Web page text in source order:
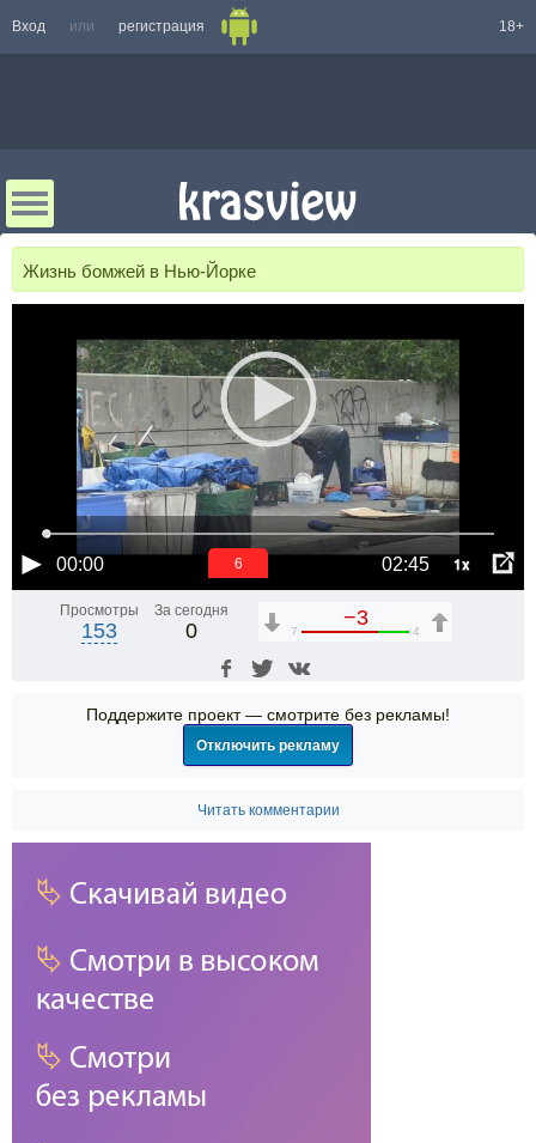
Вход или регистрация 18+
Жизнь бомжей в Нью-Йорке
00:00 02:45 1x
6
Просмотры
153
За сегодня
0
−3
7 4
Поддержите проект — смотрите без рекламы!
Отключить рекламу
Читать комментарии